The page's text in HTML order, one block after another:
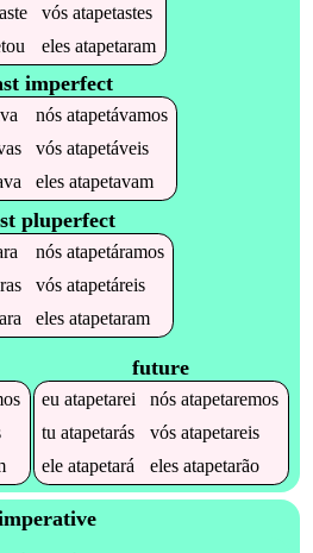
vósatapetastes
elesatapetaram
imperfect
nós atapetávamos
vós atapetáveis
eles atapetavam
pluperfect
nós atapetáramos
vós atapetáreis
eles atapetaram
future
euatapetarei nósatapetaremos
tuatapetarás vósatapetareis
eleatapetará elesatapetarão